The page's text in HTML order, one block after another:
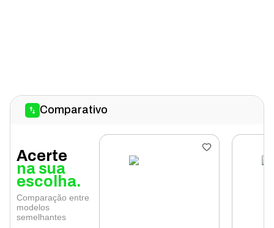
Comparativo
Acerte
na sua
escolha.
Comparação entre
modelos
semelhantes